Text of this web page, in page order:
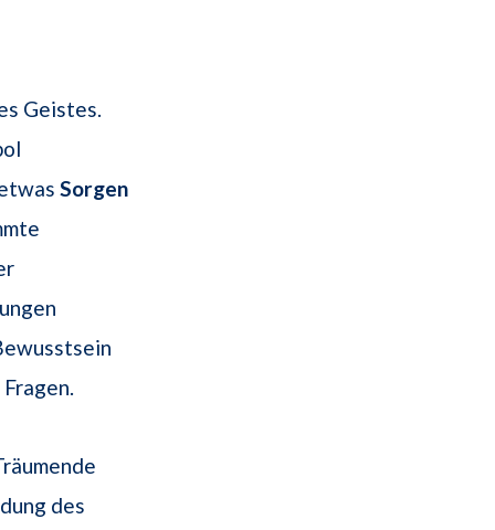
Geistes.
Sorgen
des